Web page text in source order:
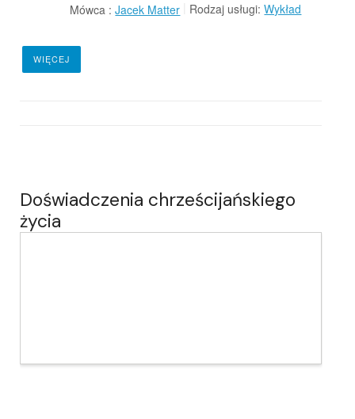
Mówca : Jacek Matter Rodzaj usługi: Wykład
WIĘCEJ
Doświadczenia chrześcijańskiego
życia